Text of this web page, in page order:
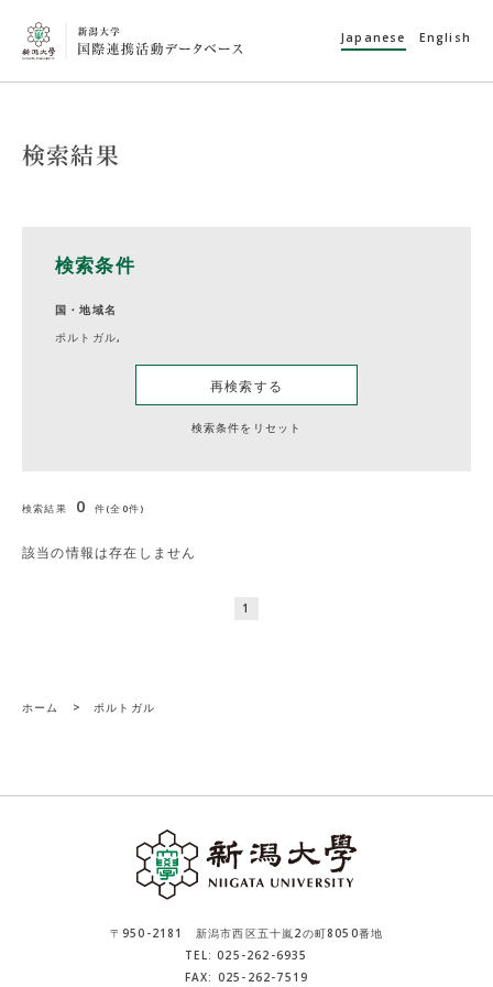
Japanese English
検索結果
検索条件
国・地域名
ポルトガル,
再検索する
検索条件をリセット
検索結果 0 件(全0件)
該当の情報は存在しません
1
ホーム > ポルトガル
〒950-2181 新潟市西区五十嵐2の町8050番地
TEL: 025-262-6935
FAX: 025-262-7519